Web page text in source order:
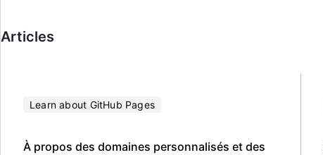
Articles
Learn about GitHub Pages
À propos des domaines personnalisés et des